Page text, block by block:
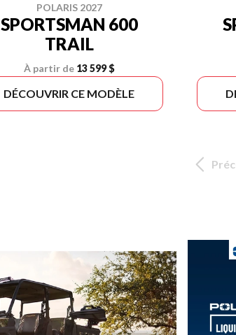
POLARIS 2027
SPORTSMAN 600
TRAIL
À partir de 13 599 $
DÉCOUVRIR CE MODÈLE